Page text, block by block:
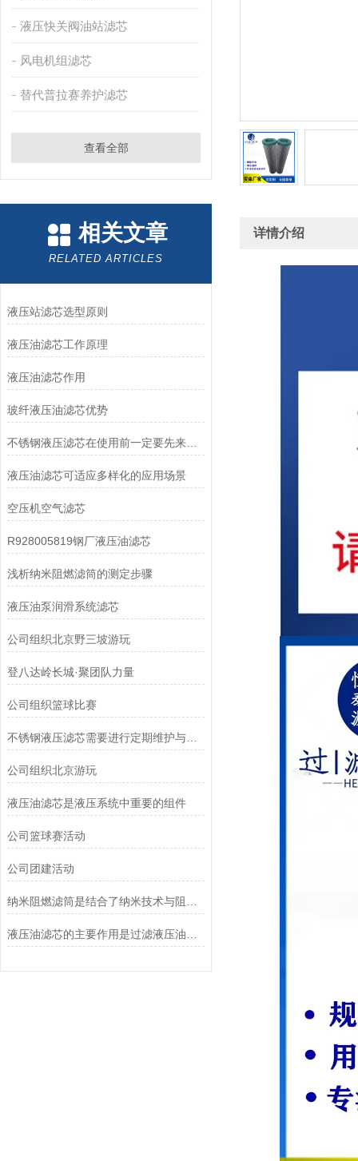
液压快关阀油站滤芯
风电机组滤芯
替代普拉赛养护滤芯
查看全部
相关文章
RELATED ARTICLES
液压站滤芯选型原则
液压油滤芯工作原理
液压油滤芯作用
玻纤液压油滤芯优势
不锈钢液压滤芯在使用前一定要先来了解下这些
液压油滤芯可适应多样化的应用场景
空压机空气滤芯
R928005819钢厂液压油滤芯
浅析纳米阻燃滤筒的测定步骤
液压油泵润滑系统滤芯
公司组织北京野三坡游玩
登八达岭长城·聚团队力量
公司组织篮球比赛
不锈钢液压滤芯需要进行定期维护与清洁
公司组织北京游玩
液压油滤芯是液压系统中重要的组件
公司篮球赛活动
公司团建活动
详情介绍